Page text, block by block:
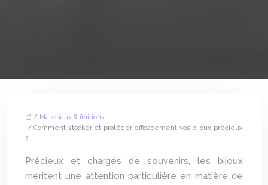
/ Matériaux & finitions
/ Comment stocker et protéger efficacement vos bijoux précieux
?
Précieux et chargés de souvenirs, les bijoux
méritent une attention particulière en matière de